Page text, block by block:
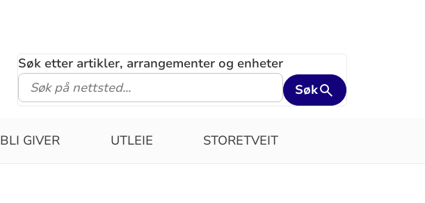
Søk etter artikler, arrangementer og enheter
Søk
BLI GIVER UTLEIE STORETVEIT